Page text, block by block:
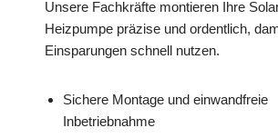
Unsere Fachkräfte montieren Ihre
Heizpumpe präzise und ordentlich,
Einsparungen schnell nutzen.
Sichere Montage und einwandfreie
Inbetriebnahme